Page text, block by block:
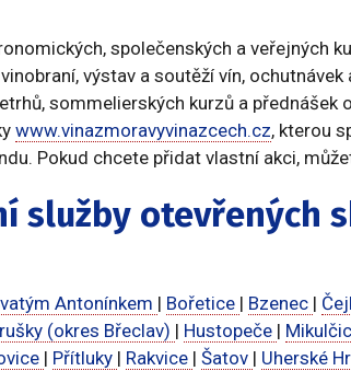
společenských a veřejných
výstav a soutěží vín,
sommelierských kurzů a přednášek
www.vinazmoravyvinazcech.cz, kterou
Pokud chcete přidat vlastní akci,
služby otevřených
Antonínkem | Bořetice | Bzenec |
(okres Břeclav) | Hustopeče |
| Přítluky | Rakvice | Šatov | Uherské